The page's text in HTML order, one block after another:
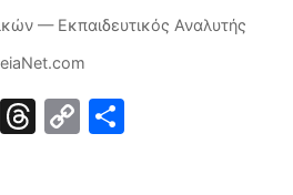
— Εκπαιδευτικός Αναλυτής
Messenger
Threads
Copy